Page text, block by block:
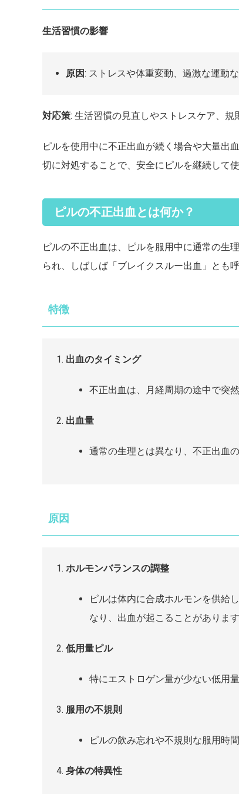
生活習慣の影響
原因: ストレスや体重変動、過激な運動
対応策: 生活習慣の見直しやストレスケア、規
ピルを使用中に不正出血が続く場合や大量出
切に対処することで、安全にピルを継続して
ピルの不正出血とは何か？
ピルの不正出血は、ピルを服用中に通常の生
られ、しばしば「ブレイクスルー出血」とも呼
特徴
出血のタイミング
不正出血は、月経周期の途中で突
出血量
通常の生理とは異なり、不正出血
原因
ホルモンバランスの調整
ピルは体内に合成ホルモンを供給
なり、出血が起こることがあります
低用量ピル
特にエストロゲン量が少ない低用
服用の不規則
ピルの飲み忘れや不規則な服用時
身体の特異性